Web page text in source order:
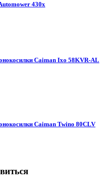
430х
Caiman Ixo 58KVR-AL
Caiman Twino 80CLV